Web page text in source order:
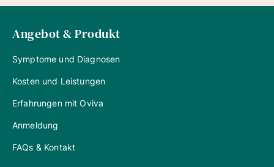
Angebot & Produkt
Symptome und Diagnosen
Kosten und Leistungen
Erfahrungen mit Oviva
Anmeldung
FAQs & Kontakt